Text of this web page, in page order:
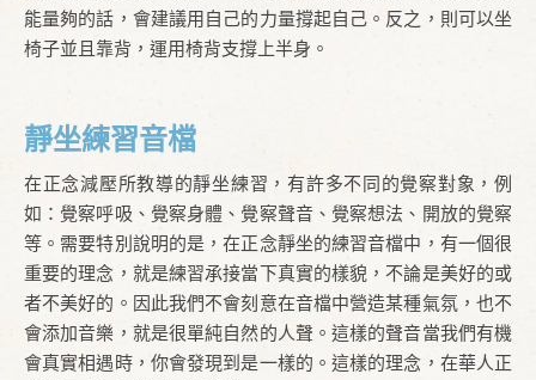
能量夠的話，會建議用自己的力量撐起自己。反之，則可以坐
椅子並且靠背，運用椅背支撐上半身。
靜坐練習音檔
在正念減壓所教導的靜坐練習，有許多不同的覺察對象，例
如：覺察呼吸、覺察身體、覺察聲音、覺察想法、開放的覺察
等。需要特別說明的是，在正念靜坐的練習音檔中，有一個很
重要的理念，就是練習承接當下真實的樣貌，不論是美好的或
者不美好的。因此我們不會刻意在音檔中營造某種氣氛，也不
會添加音樂，就是很單純自然的人聲。這樣的聲音當我們有機
會真實相遇時，你會發現到是一樣的。這樣的理念，在華人正